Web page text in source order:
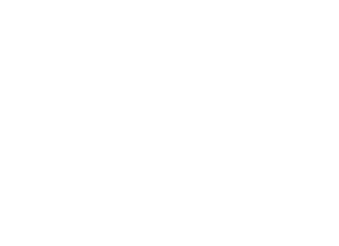
Nike Sb Charge Slip Prm